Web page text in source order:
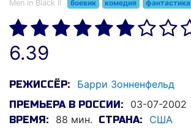
Men in Black II боевик комедия фантастика
6.39
РЕЖИССЁР: Барри Зонненфельд
ПРЕМЬЕРА В РОССИИ: 03-07-2002
ВРЕМЯ: 88 мин. СТРАНА: США